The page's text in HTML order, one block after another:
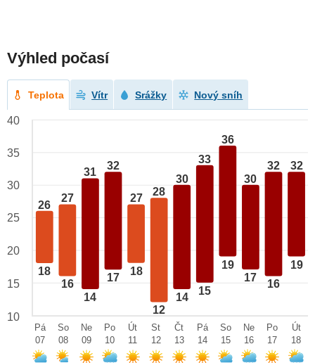
Výhled počasí
Teplota Vítr Srážky Nový sníh
26
18
27
16
31
14
32
17
27
18
28
12
30
14
33
15
36
19
30
17
32
16
32
19
40
35
30
25
20
15
10
Pá
07
So
08
Ne
09
Po
10
Út
11
St
12
Čt
13
Pá
14
So
15
Ne
16
Po
17
Út
18